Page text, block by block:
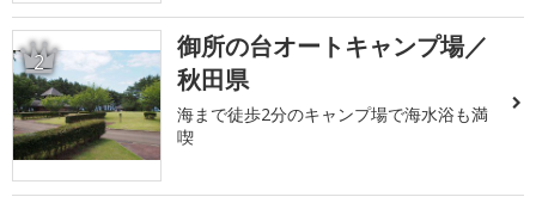
2
御所の台オートキャンプ場／
秋田県
海まで徒歩2分のキャンプ場で海水浴も満
喫